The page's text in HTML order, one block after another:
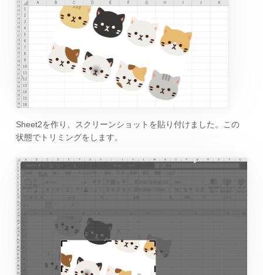
Sheet2を作り、スクリーンショットを貼り付けました。この
状態でトリミングをします。